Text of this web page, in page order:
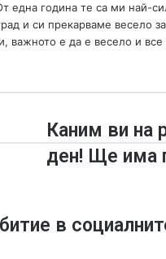
една година те са ми най-
и си прекарваме весело
важното е да е весело и
К
а
н
и
Каним ви на
ден! Ще има
в